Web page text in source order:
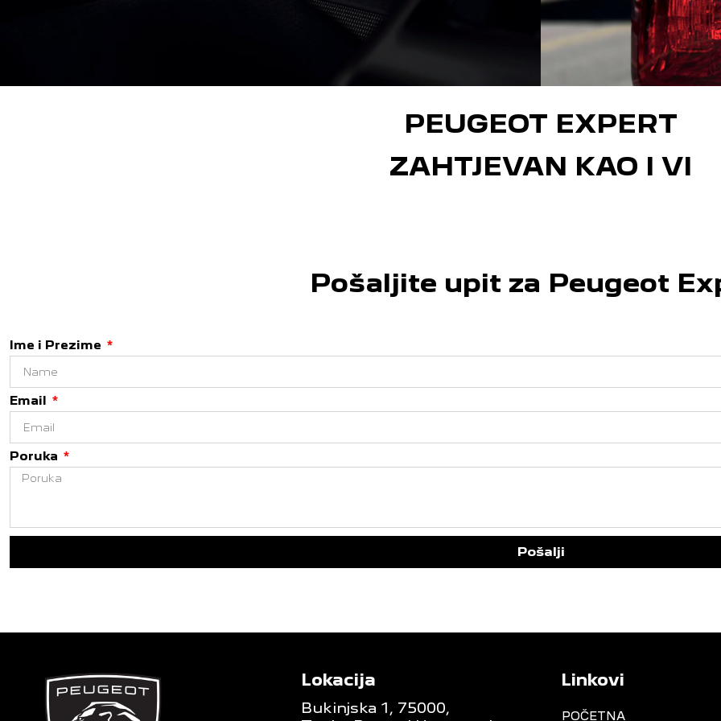
PEUGEOT EXPERT
ZAHTJEVAN KAO I VI
Pošaljite upit za Peugeot
Ime i Prezime
Email
Poruka
Pošalji
Lokacija
Bukinjska 1, 75000,
Linkovi
POČETNA